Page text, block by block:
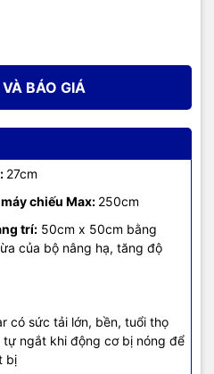
BÁO GIÁ
27cm
chiếu Max: 250cm
trí: 50cm x 50cm bằng
của bộ nâng hạ, tăng độ
có sức tải lớn, bền, tuổi thọ
tự ngắt khi động cơ bị nóng để
bị